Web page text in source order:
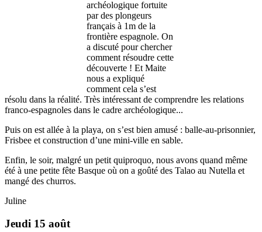
archéologique fortuite
par des plongeurs
français à 1m de la
frontière espagnole. On
a discuté pour chercher
comment résoudre cette
découverte ! Et Maite
nous a expliqué
comment cela s’est
résolu dans la réalité. Très intéressant de comprendre les relations
franco-espagnoles dans le cadre archéologique...
Puis on est allée à la playa, on s’est bien amusé : balle-au-prisonnier,
Frisbee et construction d’une mini-ville en sable.
Enfin, le soir, malgré un petit quiproquo, nous avons quand même
été à une petite fête Basque où on a goûté des Talao au Nutella et
mangé des churros.
Juline
Jeudi 15 août